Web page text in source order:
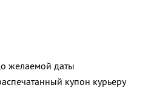
желаемой даты
купон курьеру